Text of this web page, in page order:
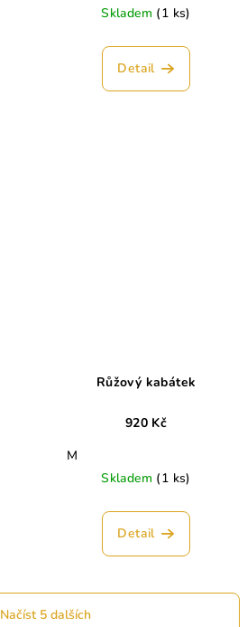
Skladem (1 ks)
Detail
Růžový kabátek
920 Kč
M
Skladem (1 ks)
Detail
Načíst 5 dalších